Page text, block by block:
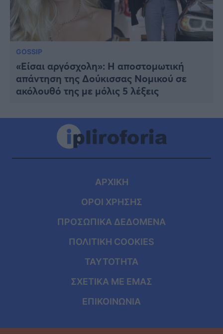
GOSSIP
«Είσαι αργόσχολη»: Η αποστομωτική
απάντηση της Δούκισσας Νομικού σε
ακόλουθό της με μόλις 5 λέξεις
ΑΡΧΙΚΗ
ΟΡΟΙ ΧΡΗΣΗΣ
ΠΡΟΣΩΠΙΚΑ ΔΕΔΟΜΕΝΑ
ΠΟΛΙΤΙΚΗ COOKIES
ΤΑΥΤΟΤΗΤΑ
ΣΧΕΤΙΚΑ ΜΕ ΕΜΑΣ
ΕΠΙΚΟΙΝΩΝΙΑ